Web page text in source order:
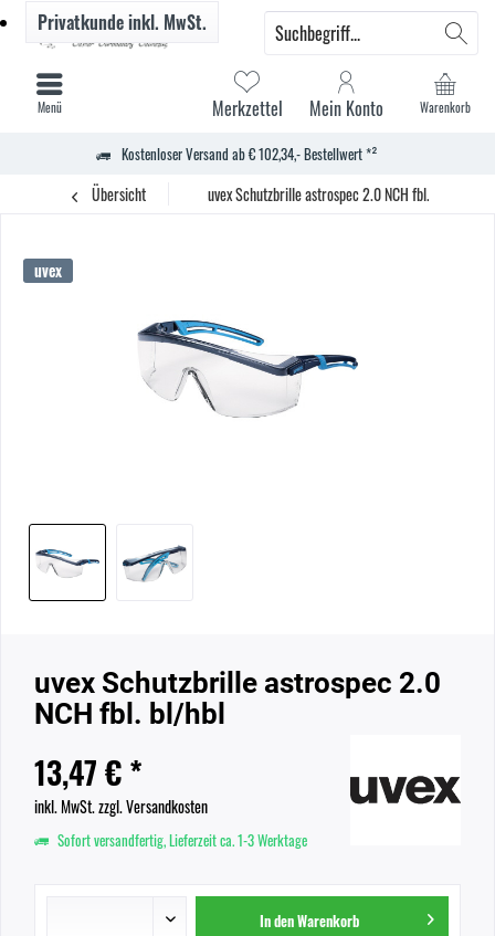
Kostenloser Versand ab € 102,34,- Bestellwert *²
Warenkorb
Merkzettel Mein Konto
Privatkundeinkl. MwSt.
Menü
Übersicht uvex Schutzbrille astrospec 2.0 NCH fbl. bl/hbl
uvex
uvex Schutzbrille astrospec 2.0
NCH fbl. bl/hbl
13,47 € *
inkl. MwSt.zzgl. Versandkosten
Sofort versandfertig, Lieferzeit ca. 1-3 Werktage
In denWarenkorb